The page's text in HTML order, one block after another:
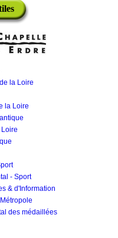
la Loire
la Loire
Loire
- Sport
& d'Information
des médaillées